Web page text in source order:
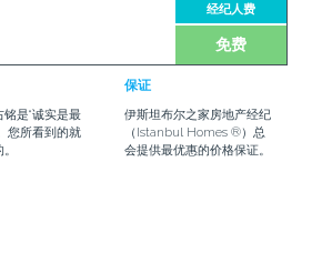
经纪人费
免费
是“诚实是最
您所看到的就
保证
伊斯坦布尔之家房地产经纪
（Istanbul Homes ®）总
会提供最优惠的价格保证。